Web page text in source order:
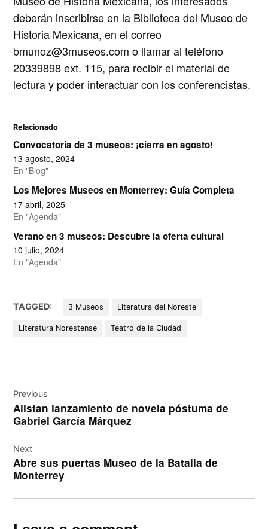
deberán inscribirse en la Biblioteca del Museo de
Historia Mexicana, en el correo
bmunoz@3museos.com o llamar al teléfono
20339898 ext. 115, para recibir el material de
lectura y poder interactuar con los conferencistas.
Relacionado
Convocatoria de 3 museos: ¡cierra en agosto!
13 agosto, 2024
En "Blog"
Los Mejores Museos en Monterrey: Guía Completa
17 abril, 2025
En "Agenda"
Verano en 3 museos: Descubre la oferta cultural
10 julio, 2024
En "Agenda"
TAGGED: 3 Museos Literatura del Noreste
Literatura Norestense Teatro de la Ciudad
de
entradas
Previous
Alistan lanzamiento de novela póstuma de
Gabriel García Márquez
Next
Abre sus puertas Museo de la Batalla de
Monterrey